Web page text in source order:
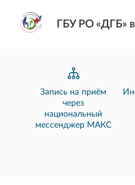
Запись на приём
через
национальный
мессенджер МАКС
ГБУ РО «ДГБ» в